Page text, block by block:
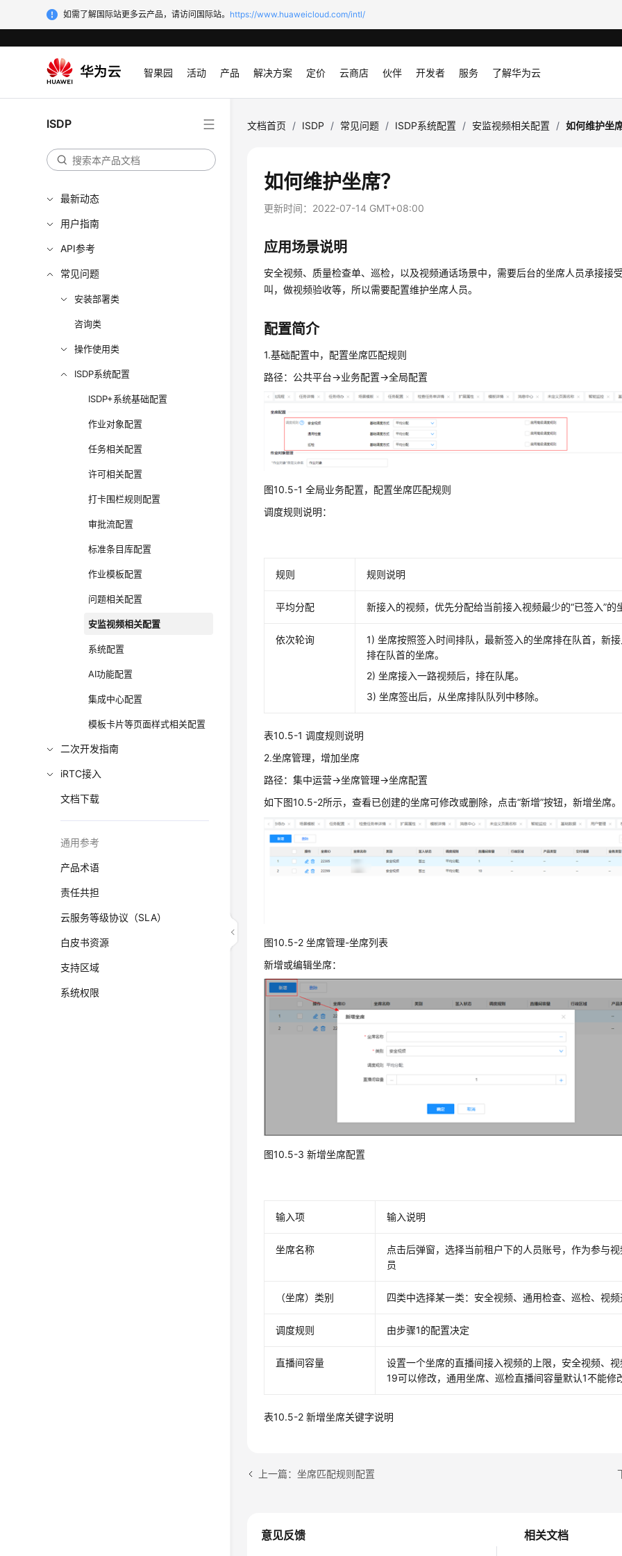
如需了解国际站更多云产品，请访问国际站。 https://www.huaweicloud.com/intl/
智果园 活动 产品 解决方案 定价 云商店 伙伴 开发者 服务 了解华为云
ISDP
最新动态
用户指南
API参考
常见问题
安装部署类
咨询类
操作使用类
ISDP系统配置
ISDP+系统基础配置
作业对象配置
任务相关配置
许可相关配置
打卡围栏规则配置
审批流配置
标准条目库配置
作业模板配置
问题相关配置
安监视频相关配置
系统配置
AI功能配置
集成中心配置
模板卡片等页面样式相关配置
二次开发指南
iRTC接入
文档下载
通用参考
产品术语
责任共担
云服务等级协议（SLA）
白皮书资源
支持区域
系统权限
文档首页 / ISDP / 常见问题 / ISDP系统配置 / 安监视频相关配置 / 如何维护坐
如何维护坐席？
更新时间： 2022-07-14 GMT+08:00
应用场景说明
安全视频、质量检查单、巡检，以及视频通话场景中，需要后台的坐席人员承接接
叫，做视频验收等，所以需要配置维护坐席人员。
配置简介
1.基础配置中，配置坐席匹配规则
路径：公共平台->业务配置->全局配置
图10.5-1 全局业务配置，配置坐席匹配规则
调度规则说明：
规则 规则说明
平均分配 新接入的视频，优先分配给当前接入视频最少的“已签入”的
依次轮询
1) 坐席按照签入时间排队，最新签入的坐席排在队首，新
排在队首的坐席。
2) 坐席接入一路视频后，排在队尾。
3) 坐席签出后，从坐席排队队列中移除。
表10.5-1 调度规则说明
2.坐席管理，增加坐席
路径：集中运营->坐席管理->坐席配置
如下图10.5-2所示，查看已创建的坐席可修改或删除，点击“新增”按钮，新增坐席。
图10.5-2 坐席管理-坐席列表
新增或编辑坐席：
图10.5-3 新增坐席配置
输入项 输入说明
坐席名称
点击后弹窗，选择当前租户下的人员账号，作为参与
员
（坐席）类别 四类中选择某一类：安全视频、通用检查、巡检、视
调度规则 由步骤1的配置决定
直播间容量
设置一个坐席的直播间接入视频的上限，安全视频、
19可以修改，通用坐席、巡检直播间容量默认1不能修
表10.5-2 新增坐席关键字说明
上一篇：坐席匹配规则配置
相关文档
意见反馈